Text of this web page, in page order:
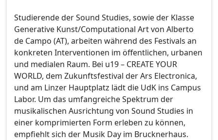
Studierende der Sound Studies, sowie der Klasse
Generative Kunst/Computational Art von Alberto
de Campo (AT), arbeiten während des Festivals an
konkreten Interventionen im öffentlichen, urbanen
und medialen Raum. Bei u19 – CREATE YOUR
WORLD, dem Zukunftsfestival der Ars Electronica,
und am Linzer Hauptplatz lädt die UdK ins Campus
Labor. Um das umfangreiche Spektrum der
musikalischen Ausrichtung von Sound Studies in
einer komprimierten Form erleben zu können,
empfiehlt sich der Musik Day im Brucknerhaus.